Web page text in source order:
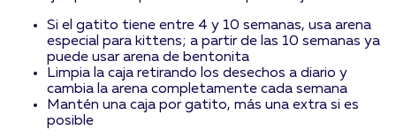
Si el gatito tiene entre 4 y 10 semanas, usa arena
especial para kittens; a partir de las 10 semanas ya
puede usar arena de bentonita
Limpia la caja retirando los desechos a diario y
cambia la arena completamente cada semana
Mantén una caja por gatito, más una extra si es
posible